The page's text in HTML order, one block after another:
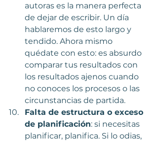
autoras es la manera perfecta
de dejar de escribir. Un día
hablaremos de esto largo y
tendido. Ahora mismo
quédate con esto: es absurdo
comparar tus resultados con
los resultados ajenos cuando
no conoces los procesos o las
circunstancias de partida.
Falta de estructura o exceso
de planificación: si necesitas
planificar, planifica. Si lo odias,